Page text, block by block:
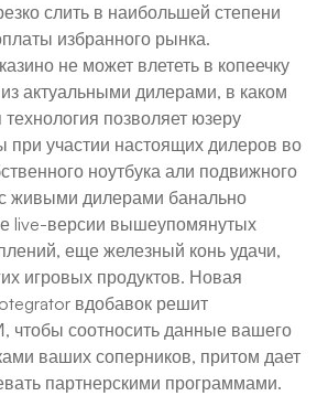
слить в наибольшей степени
избранного рынка.
не может влететь в копеечку
актуальными дилерами, в каком
позволяет юзеру
при участии настоящих дилеров во
ноутбука али подвижного
живыми дилерами банально
live-версии вышеупомянутых
еще железный конь удачи,
игровых продуктов. Новая
вдобавок решит
чтобы соотносить данные вашего
ваших соперников, притом дает
партнерскими программами.